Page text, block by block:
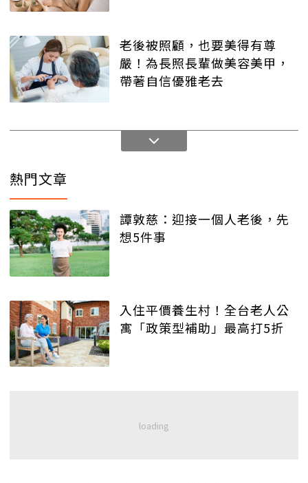
老後被照顧，也要美得有尊
嚴！為長照長輩做美容美甲，
帶著自信優雅老去
熱門文章
譚敦慈：迎接一個人老後，先
想5件事
入住平價養生村！全台老人公
寓「政策型補助」最高打5折